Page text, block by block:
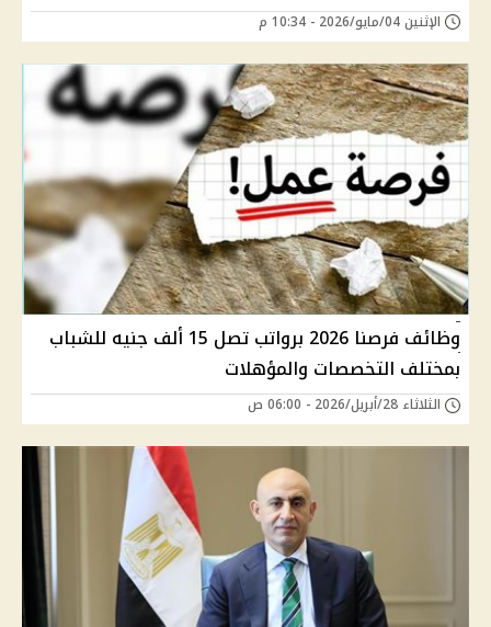
الإثنين 04/مايو/2026 - 10:34 م
وظائف فرصنا 2026 برواتب تصل 15 ألف جنيه للشباب
بمختلف التخصصات والمؤهلات
الثلاثاء 28/أبريل/2026 - 06:00 ص